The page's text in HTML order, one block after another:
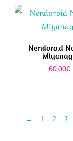
Nendoroid
60,00€
← 1 2 3